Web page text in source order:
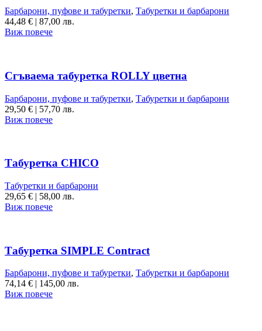
Барбарони, пуфове и табуретки, Табуретки и барбарони
44,48 € | 87,00 лв.
Виж повече
Сгъваема табуретка ROLLY цветна
Барбарони, пуфове и табуретки, Табуретки и барбарони
29,50 € | 57,70 лв.
Виж повече
Табуретка CHICO
Табуретки и барбарони
29,65 € | 58,00 лв.
Виж повече
Табуретка SIMPLE Contract
Барбарони, пуфове и табуретки, Табуретки и барбарони
74,14 €
145,00 лв.
Виж повече